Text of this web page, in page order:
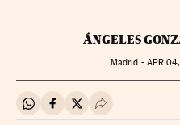
ÁNGELES
Madrid - APR
Compartir en Whatsapp
Compartir en Facebook
Compartir en
Desplegar